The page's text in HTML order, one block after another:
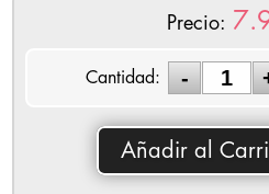
Precio:
Cantidad:
Añadir al